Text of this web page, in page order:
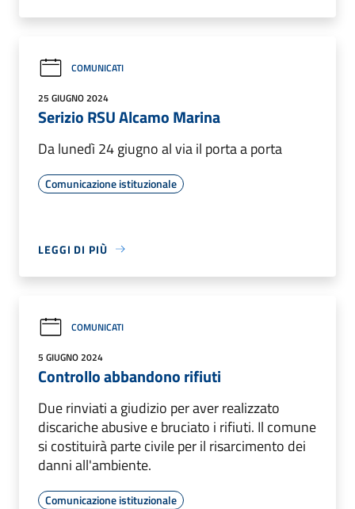
COMUNICATI
25 GIUGNO 2024
Serizio RSU Alcamo Marina
Da lunedì 24 giugno al via il porta a porta
Comunicazione istituzionale
LEGGI DI PIÙ
COMUNICATI
5 GIUGNO 2024
Controllo abbandono rifiuti
Due rinviati a giudizio per aver realizzato
discariche abusive e bruciato i rifiuti. Il comune
si costituirà parte civile per il risarcimento dei
danni all'ambiente.
Comunicazione istituzionale